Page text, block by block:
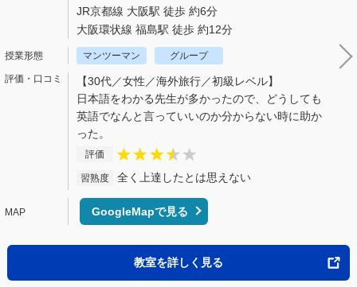
JR京都線 大阪駅 徒歩 約6分
大阪環状線 福島駅 徒歩 約12分
マンツーマン グループ
【30代／女性／海外旅行／初級レベル】
日本語をわかる先生が多かったので、どうしても
英語でなんと言っていいのか分からない時に助か
った。
評価
習熟度 全く上達したとは思えない
GoogleMapで見る
教室を詳しく見る